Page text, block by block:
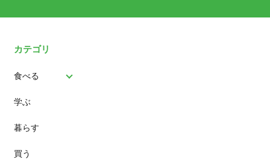
カテゴリ
食べる
パン
スイーツ
ランチ
学ぶ
暮らす
買う